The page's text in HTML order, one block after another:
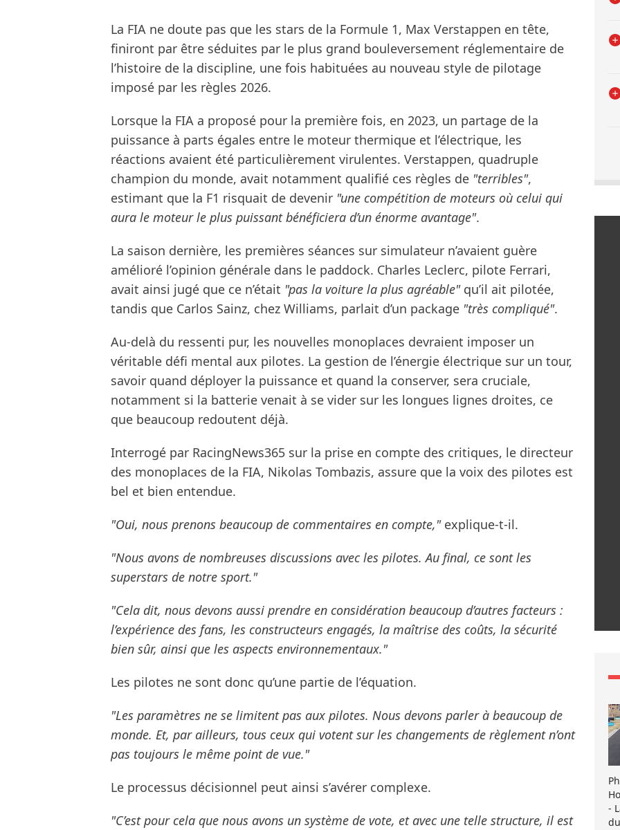
La FIA ne doute pas que les stars de la Formule 1, Max Verstappen en tête,
finiront par être séduites par le plus grand bouleversement réglementaire de
l’histoire de la discipline, une fois habituées au nouveau style de pilotage
imposé par les règles 2026.
Lorsque la FIA a proposé pour la première fois, en 2023, un partage de la
puissance à parts égales entre le moteur thermique et l’électrique, les
réactions avaient été particulièrement virulentes. Verstappen, quadruple
champion du monde, avait notamment qualifié ces règles de "terribles",
estimant que la F1 risquait de devenir "une compétition de moteurs où celui qui
aura le moteur le plus puissant bénéficiera d’un énorme avantage".
La saison dernière, les premières séances sur simulateur n’avaient guère
amélioré l’opinion générale dans le paddock. Charles Leclerc, pilote Ferrari,
avait ainsi jugé que ce n’était "pas la voiture la plus agréable"qu’il ait pilotée,
tandis que Carlos Sainz, chez Williams, parlait d’un package "très compliqué".
Au-delà du ressenti pur, les nouvelles monoplaces devraient imposer un
véritable défi mental aux pilotes. La gestion de l’énergie électrique sur un tour,
savoir quand déployer la puissance et quand la conserver, sera cruciale,
notamment si la batterie venait à se vider sur les longues lignes droites, ce
que beaucoup redoutent déjà.
Interrogé par RacingNews365 sur la prise en compte des critiques, le directeur
des monoplaces de la FIA, Nikolas Tombazis, assure que la voix des pilotes est
bel et bien entendue.
"Oui, nous prenons beaucoup de commentaires en compte,"explique-t-il.
"Nous avons de nombreuses discussions avec les pilotes. Au final, ce sont les
superstars de notre sport."
"Cela dit, nous devons aussi prendre en considération beaucoup d’autres facteurs :
l’expérience des fans, les constructeurs engagés, la maîtrise des coûts, la sécurité
bien sûr, ainsi que les aspects environnementaux."
Les pilotes ne sont donc qu’une partie de l’équation.
"Les paramètres ne se limitent pas aux pilotes. Nous devons parler à beaucoup de
monde. Et, par ailleurs, tous ceux qui votent sur les changements de règlement n’ont
pas toujours le même point de vue."
Le processus décisionnel peut ainsi s’avérer complexe.
"C’est pour cela que nous avons un système de vote, et avec une telle structure, il est
-